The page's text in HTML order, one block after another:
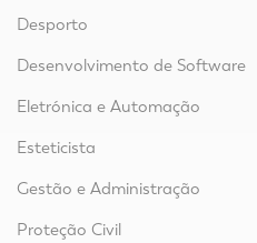
Desporto
Desenvolvimento de Software
Eletrónica e Automação
Esteticista
Gestão e Administração
Proteção Civil